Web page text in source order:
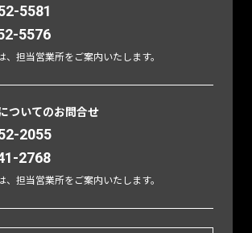
5581
5576
担当営業所をご案内いたします。
ついてのお問合せ
2055
2768
担当営業所をご案内いたします。